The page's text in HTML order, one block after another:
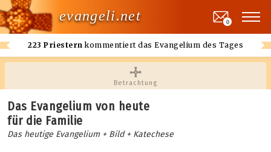
evangeli.net
223 Priestern kommentiert das Evangelium des Tages
0
Betrachtung
Das Evangelium von heute
für die Familie
Das heutige Evangelium + Bild + Katechese